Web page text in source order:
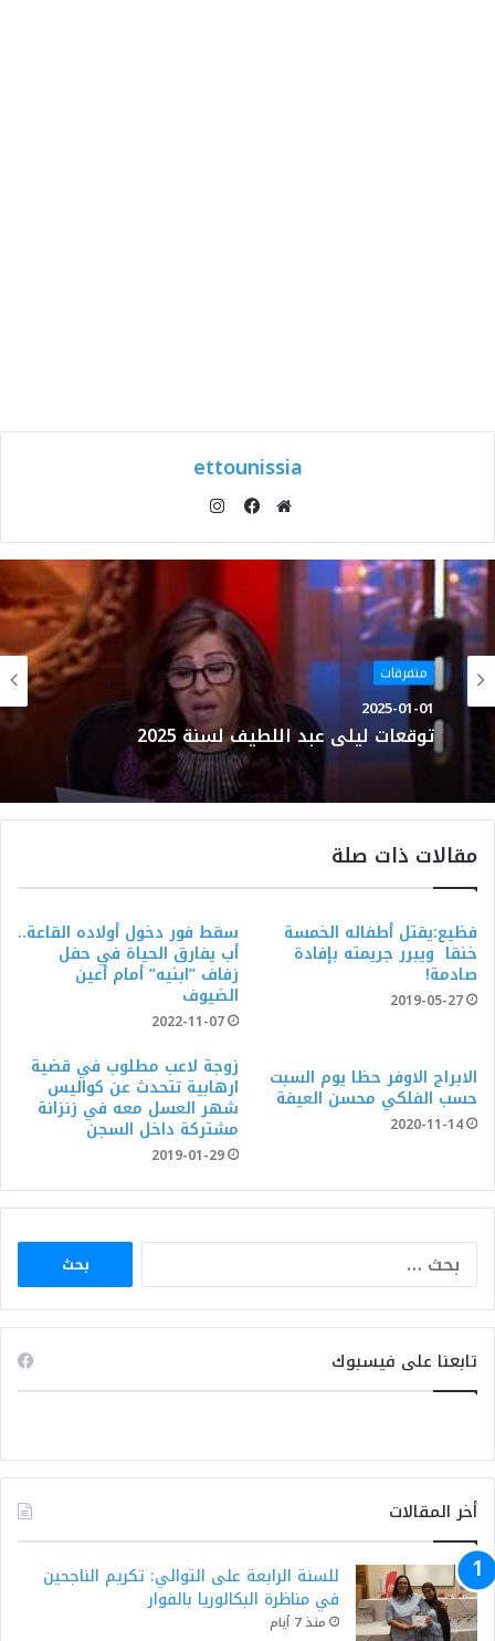
ettounissia
الويب
متفرقات
2025-01-01
توقعات ليلى عبد اللطيف لسنة 2025
مقالات ذات صلة
فظيع:يقتل أطفاله الخمسة
خنقا ويبرر جريمته بإفادة
صادمة!
2019-05-27
سقط فور دخول أولاده القاعة..
أب يفارق الحياة في حفل
زفاف ’’ابنيه’’ أمام أعين
الضيوف
2022-11-07
الابراج الاوفر حظا يوم السبت
حسب الفلكي محسن العيفة
2020-11-14
زوجة لاعب مطلوب في قضية
ارهابية تتحدث عن كواليس
شهر العسل معه في زنزانة
مشتركة داخل السجن
2019-01-29
البحث
تابعنا على فيسبوك
أخر المقالات
للسنة الرابعة على التوالي: تكريم الناجحين
في مناظرة البكالوريا بالفوار
منذ 7 أيام